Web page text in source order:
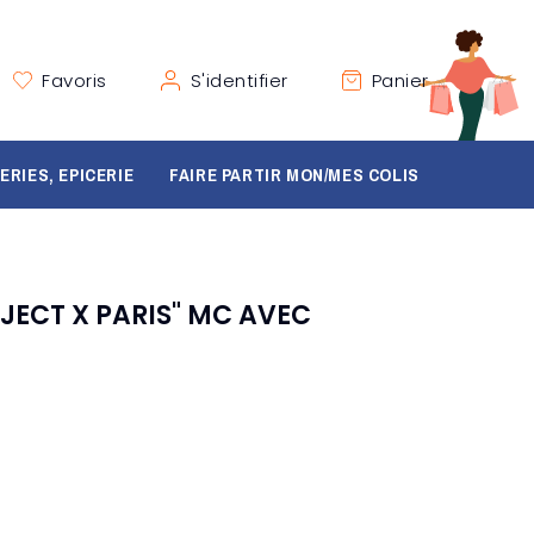
S'identifier
Favoris Panier
EPICERIE FAIRE PARTIR MON/MES COLIS
X PARIS" MC AVEC